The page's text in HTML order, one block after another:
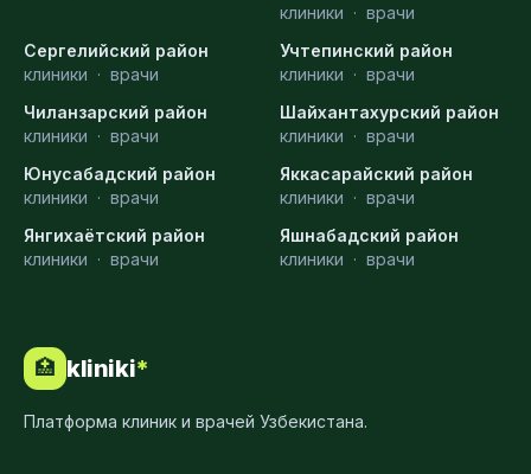
клиники · врачи
Сергелийский район
клиники · врачи
Учтепинский район
клиники · врачи
Чиланзарский район
клиники · врачи
Шайхантахурский район
клиники · врачи
Юнусабадский район
клиники · врачи
Яккасарайский район
клиники · врачи
Янгихаётский район
клиники · врачи
Яшнабадский район
клиники · врачи
🏥 kliniki*
Платформа клиник и врачей Узбекистана.